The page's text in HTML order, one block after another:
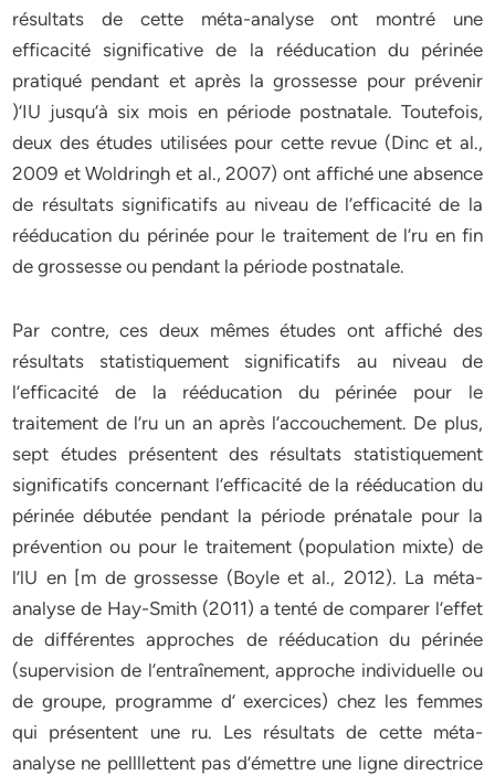
résultats de cette méta-analyse ont montré une
efficacité significative de la rééducation du périnée
pratiqué pendant et après la grossesse pour prévenir
)’IU jusqu’à six mois en période postnatale. Toutefois,
deux des études utilisées pour cette revue (Dinc et al.,
2009 et Woldringh et al., 2007) ont affiché une absence
de résultats significatifs au niveau de l’efficacité de la
rééducation du périnée pour le traitement de l’ru en fin
de grossesse ou pendant la période postnatale.
Par contre, ces deux mêmes études ont affiché des
résultats statistiquement significatifs au niveau de
l’efficacité de la rééducation du périnée pour le
traitement de l’ru un an après l’accouchement. De plus,
sept études présentent des résultats statistiquement
significatifs concernant l’efficacité de la rééducation du
périnée débutée pendant la période prénatale pour la
prévention ou pour le traitement (population mixte) de
l’lU en [m de grossesse (Boyle et al., 2012). La méta-
analyse de Hay-Smith (2011) a tenté de comparer l’effet
de différentes approches de rééducation du périnée
(supervision de l’entraînement, approche individuelle ou
de groupe, programme d’ exercices) chez les femmes
qui présentent une ru. Les résultats de cette méta-
analyse ne pellllettent pas d’émettre une ligne directrice